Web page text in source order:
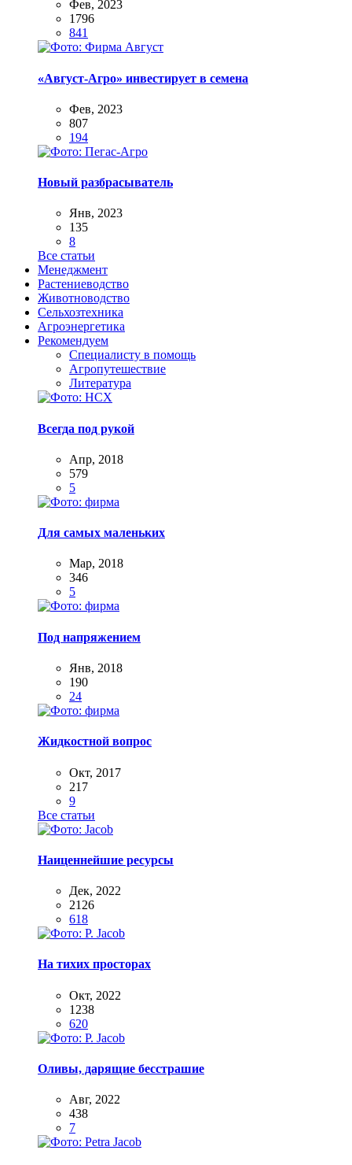
Фев, 2023
1796
841
«Август-Агро» инвестирует в семена
Фев, 2023
807
194
Новый разбрасыватель
Янв, 2023
135
8
Все статьи
Менеджмент
Растениеводство
Животноводство
Сельхозтехника
Агроэнергетика
Рекомендуем
Специалисту в помощь
Агропутешествие
Литература
Всегда под рукой
Апр, 2018
579
5
Для самых маленьких
Мар, 2018
346
5
Под напряжением
Янв, 2018
190
24
Жидкостной вопрос
Окт, 2017
217
9
Все статьи
Наиценнейшие ресурсы
Дек, 2022
2126
618
На тихих просторах
Окт, 2022
1238
620
Оливы, дарящие бесстрашие
Авг, 2022
438
7